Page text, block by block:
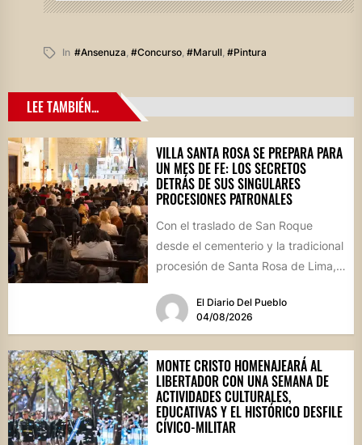
In #ansenuza #concurso, #marull, #pintura
LEE TAMBIÉN...
VILLA SANTA ROSA SE PREPARA PARA
UN MES DE FE: LOS SECRETOS
DETRÁS DE SUS SINGULARES
PROCESIONES PATRONALES
Con el traslado de San Roque
desde el cementerio y la tradicional
procesión de Santa Rosa de Lima,
El Diario Del Pueblo
04/08/2026
MONTE CRISTO HOMENAJEARÁ AL
LIBERTADOR CON UNA SEMANA DE
ACTIVIDADES CULTURALES,
EDUCATIVAS Y EL HISTÓRICO DESFILE
CÍVICO-MILITAR